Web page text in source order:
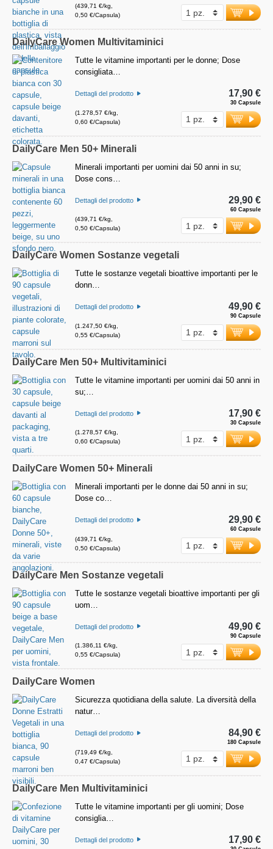
(439,71 €/kg,
0,50 €/Capsula)
DailyCare Women Multivitaminici
Tutte le vitamine importanti per le donne; Dose
consigliata…
Dettagli del prodotto
(1.278,57 €/kg,
0,60 €/Capsula)
30 Capsule
17,90 €
DailyCare Men 50+ Minerali
Minerali importanti per uomini dai 50 anni in su;
Dose cons…
Dettagli del prodotto
(439,71 €/kg,
0,50 €/Capsula)
60 Capsule
29,90 €
DailyCare Women Sostanze vegetali
Tutte le sostanze vegetali bioattive importanti per le
donn…
Dettagli del prodotto
(1.247,50 €/kg,
0,55 €/Capsula)
90 Capsule
49,90 €
DailyCare Men 50+ Multivitaminici
Tutte le vitamine importanti per uomini dai 50 anni in
su;…
Dettagli del prodotto
(1.278,57 €/kg,
0,60 €/Capsula)
30 Capsule
17,90 €
DailyCare Women 50+ Minerali
Minerali importanti per le donne dai 50 anni in su;
Dose co…
Dettagli del prodotto
(439,71 €/kg,
0,50 €/Capsula)
60 Capsule
29,90 €
DailyCare Men Sostanze vegetali
Tutte le sostanze vegetali bioattive importanti per gli
uom…
Dettagli del prodotto
(1.386,11 €/kg,
0,55 €/Capsula)
90 Capsule
49,90 €
DailyCare Women
Sicurezza quotidiana della salute. La diversità della
natur…
Dettagli del prodotto
(719,49 €/kg,
0,47 €/Capsula)
180 Capsule
84,90 €
DailyCare Men Multivitaminici
Tutte le vitamine importanti per gli uomini; Dose
consiglia…
Dettagli del prodotto 17,90 €